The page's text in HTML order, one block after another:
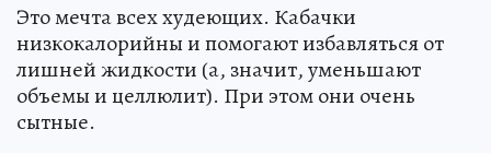
Это мечта всех худеющих. Кабачки
низкокалорийны и помогают избавляться от
лишней жидкости (а, значит, уменьшают
объемы и целлюлит). При этом они очень
сытные.